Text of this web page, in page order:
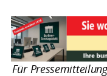
Für